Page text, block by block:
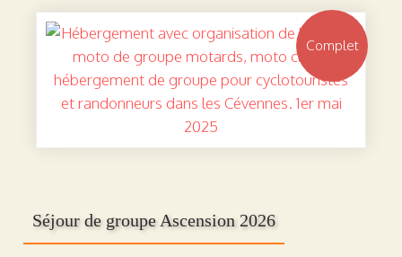
Complet
Séjour de groupe Ascension 2026